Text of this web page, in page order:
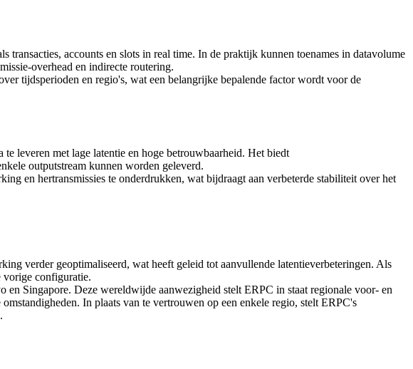
transacties, accounts en slots in real time. In de praktijk kunnen toenames in datavolume
overhead en indirecte routering.
tijdsperioden en regio's, wat een belangrijke bepalende factor wordt voor de
leveren met lage latentie en hoge betrouwbaarheid. Het biedt
outputstream kunnen worden geleverd.
en hertransmissies te onderdrukken, wat bijdraagt aan verbeterde stabiliteit over het
verder geoptimaliseerd, wat heeft geleid tot aanvullende latentieverbeteringen. Als
vorige configuratie.
Singapore. Deze wereldwijde aanwezigheid stelt ERPC in staat regionale voor- en
In plaats van te vertrouwen op een enkele regio, stelt ERPC's